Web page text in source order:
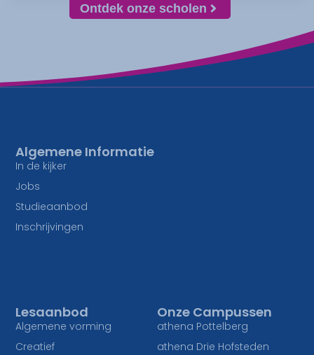
Ontdek onze scholen
Onze Campussen
athena Pottelberg
athena Drie Hofsteden
Lesaanbod
Algemene vorming
Creatief
Algemene Informatie
In de kijker
Jobs
Studieaanbod
Inschrijvingen